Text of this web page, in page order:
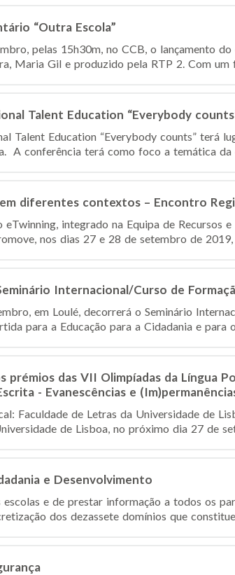
“Outra Escola”
pelas 15h30m, no CCB, o lançamento
Maria Gil e produzido pela RTP 2. Com
Talent Education “Everybody
Talent Education “Everybody counts” terá
A conferência terá como foco a temática da
diferentes contextos – Encontro
integrado na Equipa de Recursos
nos dias 27 e 28 de setembro de
Internacional/Curso de
em Loulé, decorrerá o Seminário
para a Educação para a Cidadania e para
prémios das VII Olimpíadas da Língua
- Evanescências e
Faculdade de Letras da Universidade de
de Lisboa, no próximo dia 27 de
e Desenvolvimento
e de prestar informação a todos os
dos dezassete domínios que